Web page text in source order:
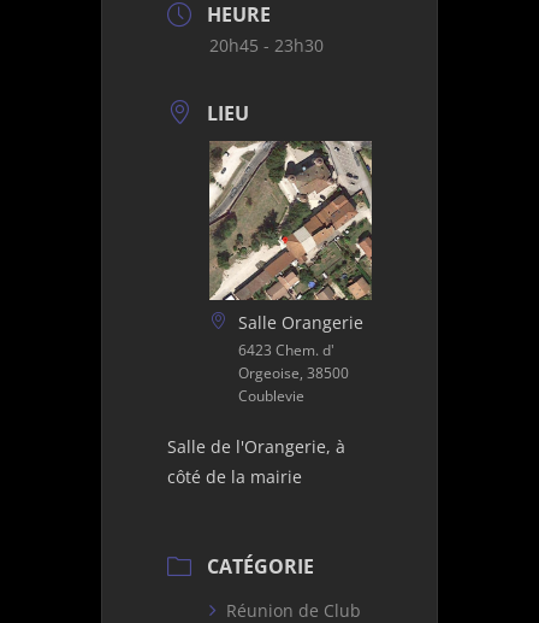
HEURE
20h45 - 23h30
LIEU
Salle Orangerie
6423 Chem. d'
Orgeoise, 38500
Coublevie
Salle de l'Orangerie, à
côté de la mairie
CATÉGORIE
Réunion de Club